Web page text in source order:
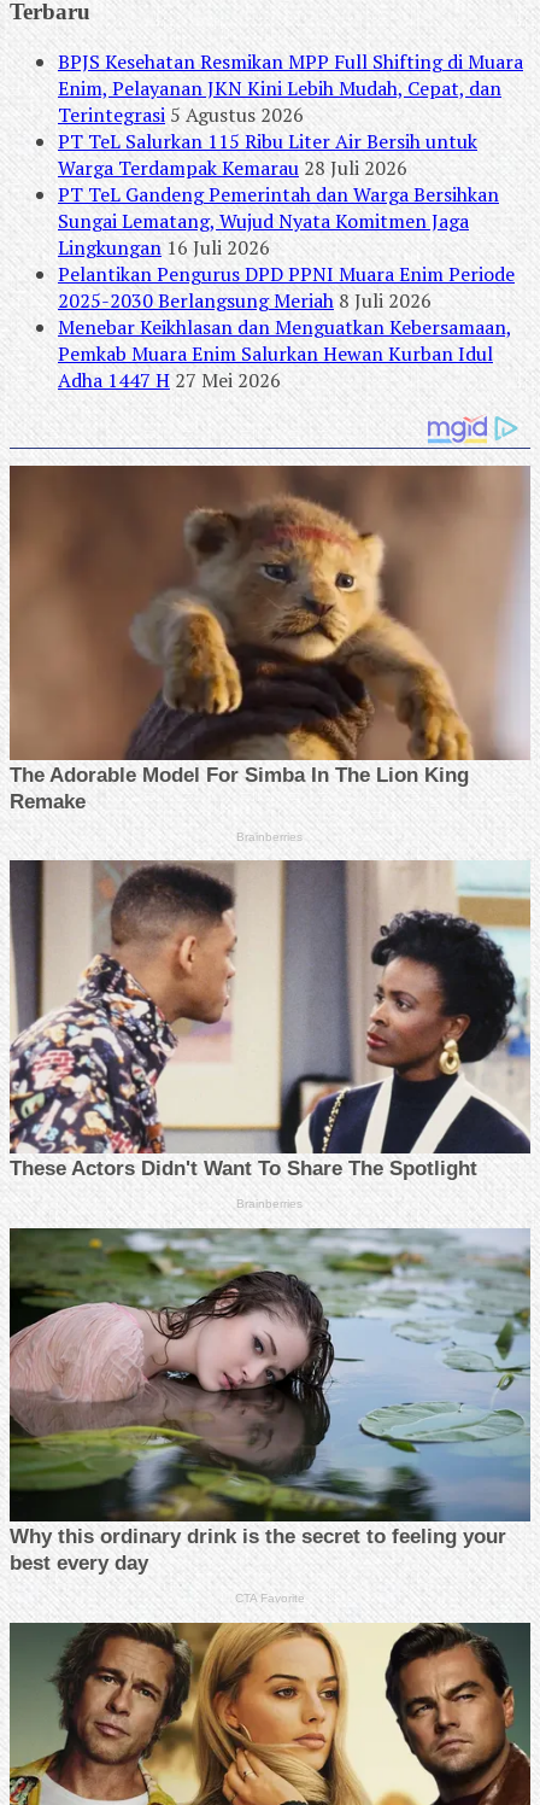
Terbaru
BPJS Kesehatan Resmikan MPP Full Shifting di Muara
Enim, Pelayanan JKN Kini Lebih Mudah, Cepat, dan
Terintegrasi 5 Agustus 2026
PT TeL Salurkan 115 Ribu Liter Air Bersih untuk
Warga Terdampak Kemarau 28 Juli 2026
PT TeL Gandeng Pemerintah dan Warga Bersihkan
Sungai Lematang, Wujud Nyata Komitmen Jaga
Lingkungan 16 Juli 2026
Pelantikan Pengurus DPD PPNI Muara Enim Periode
2025-2030 Berlangsung Meriah 8 Juli 2026
Menebar Keikhlasan dan Menguatkan Kebersamaan,
Pemkab Muara Enim Salurkan Hewan Kurban Idul
Adha 1447 H 27 Mei 2026